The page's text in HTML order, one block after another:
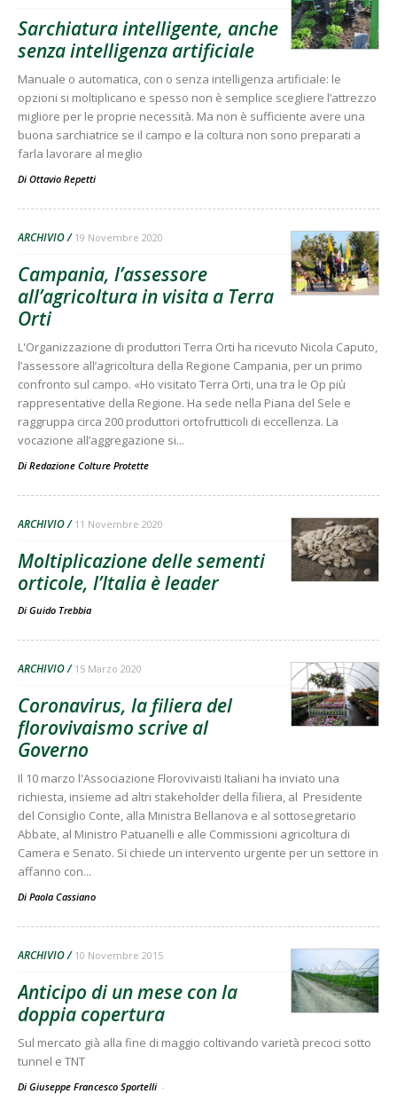
Sarchiatura intelligente, anche
senza intelligenza artificiale
Manuale o automatica, con o senza intelligenza artificiale: le
opzioni si moltiplicano e spesso non è semplice scegliere l’attrezzo
migliore per le proprie necessità. Ma non è sufficiente avere una
buona sarchiatrice se il campo e la coltura non sono preparati a
farla lavorare al meglio
Di Ottavio Repetti
ARCHIVIO 19 Novembre 2020
Campania, l’assessore
all’agricoltura in visita a Terra
Orti
L'Organizzazione di produttori Terra Orti ha ricevuto Nicola Caputo,
l’assessore all’agricoltura della Regione Campania, per un primo
confronto sul campo. «Ho visitato Terra Orti, una tra le Op più
rappresentative della Regione. Ha sede nella Piana del Sele e
raggruppa circa 200 produttori ortofrutticoli di eccellenza. La
vocazione all’aggregazione si...
Di Redazione Colture Protette
ARCHIVIO 11 Novembre 2020
Moltiplicazione delle sementi
orticole, l’Italia è leader
Di Guido Trebbia
ARCHIVIO 15 Marzo 2020
Coronavirus, la filiera del
florovivaismo scrive al
Governo
Il 10 marzo l'Associazione Florovivaisti Italiani ha inviato una
richiesta, insieme ad altri stakeholder della filiera, al Presidente
del Consiglio Conte, alla Ministra Bellanova e al sottosegretario
Abbate, al Ministro Patuanelli e alle Commissioni agricoltura di
Camera e Senato. Si chiede un intervento urgente per un settore in
affanno con...
Di Paola Cassiano
ARCHIVIO 10 Novembre 2015
Anticipo di un mese con la
doppia copertura
Sul mercato già alla fine di maggio coltivando varietà precoci sotto
tunnel e TNT
Di Giuseppe Francesco Sportelli -